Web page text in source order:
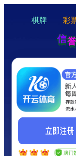
hello